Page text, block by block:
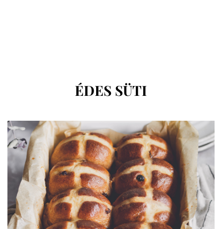
CÍMKE
:
ÉDES SÜTI